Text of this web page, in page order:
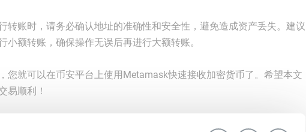
转账时，请务必确认地址的准确性和安全性，避免造成资产丢失。建议
小额转账，确保操作无误后再进行大额转账。
您就可以在币安平台上使用Metamask快速接收加密货币了。希望本文
易顺利！